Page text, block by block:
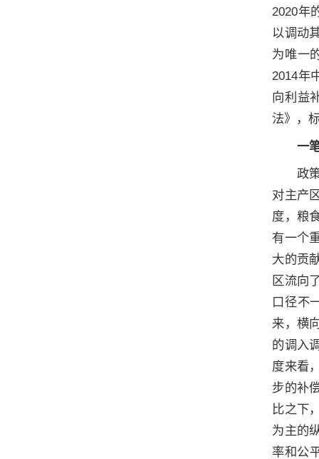
2020年
以调动
为唯一
2014年
向利益
法》，
一
政
对主产
度，粮
有一个
大的贡
区流向
口径不
来，横
的调入
度来看
步的补
比之下
为主的
率和公